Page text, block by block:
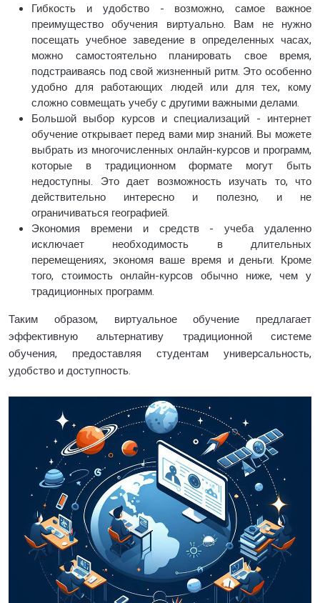
Гибкость и удобство - возможно, самое важное
преимущество обучения виртуально. Вам не нужно
посещать учебное заведение в определенных часах,
можно самостоятельно планировать свое время,
подстраиваясь под свой жизненный ритм. Это особенно
удобно для работающих людей или для тех, кому
сложно совмещать учебу с другими важными делами.
Большой выбор курсов и специализаций - интернет
обучение открывает перед вами мир знаний. Вы можете
выбрать из многочисленных онлайн-курсов и программ,
которые в традиционном формате могут быть
недоступны. Это дает возможность изучать то, что
действительно интересно и полезно, и не
ограничиваться географией.
Экономия времени и средств - учеба удаленно
исключает необходимость в длительных
перемещениях, экономя ваше время и деньги. Кроме
того, стоимость онлайн-курсов обычно ниже, чем у
традиционных программ.
Таким образом, виртуальное обучение предлагает
эффективную альтернативу традиционной системе
обучения, предоставляя студентам универсальность,
удобство и доступность.